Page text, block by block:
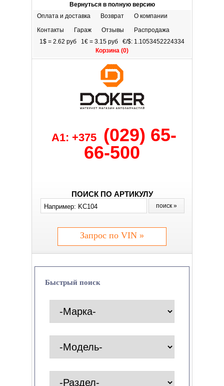
Вернуться в полную версию
Оплата и доставка
Возврат
О компании
Контакты
Гараж Отзывы
Распродажа
1$ = 2.62 руб 1€ = 3.15 руб €/$: 1.1053452224334
Корзина (0)
A1: +375
(029) 65-
66-500
ПОИСК ПО АРТИКУЛУ
поиск »
Запрос по VIN »
Быстрый поиск